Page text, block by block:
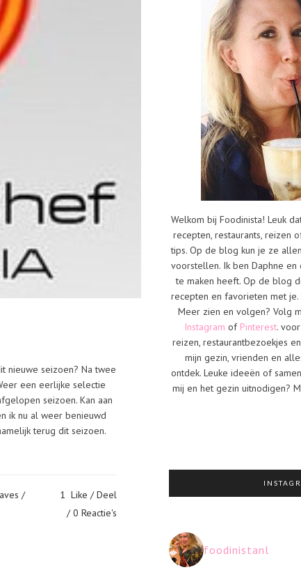
nieuwe seizoen? Na twee
een eerlijke selectie
seizoen. Kan aan
ik nu al weer benieuwd
terug dit seizoen.
/
1 Like
Deel
0 Reactie's
Welkom bij Foodinista! Leuk
recepten, restaurants, reizen
tips. Op de blog kun je ze
voorstellen. Ik ben Daphne
te maken heeft. Op de blog
recepten en favorieten met
Meer zien en volgen? Volg
Instagram of Pinterest.
reizen, restaurantbezoekjes
mijn gezin, vrienden en
ontdek. Leuke ideeën of
mij en het gezin uitnodigen?
foodinistanl